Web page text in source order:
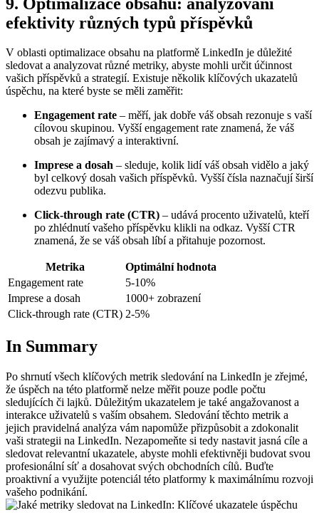
efektivity různých typů příspěvků
V oblasti optimalizace obsahu na platformě LinkedIn je důležité
sledovat a analyzovat různé metriky, abyste mohli určit účinnost
vašich příspěvků a strategií. Existuje několik klíčových ukazatelů
úspěchu, na které byste se měli zaměřit:
Engagement rate – měří, jak dobře váš obsah rezonuje s vaší
cílovou skupinou. Vyšší engagement rate znamená, že váš
obsah je zajímavý a interaktivní.
Imprese a dosah – sleduje, kolik lidí váš obsah vidělo a jaký
byl celkový dosah vašich příspěvků. Vyšší čísla naznačují širší
odezvu publika.
Click-through rate (CTR) – udává procento uživatelů, kteří
po zhlédnutí vašeho příspěvku klikli na odkaz. Vyšší CTR
znamená, že se váš obsah líbí a přitahuje pozornost.
Metrika
Optimální hodnota
Engagement rate
5-10%
Imprese a dosah
1000+ zobrazení
Click-through rate (CTR) 2-5%
In Summary
Po shrnutí všech klíčových metrik sledování na LinkedIn je zřejmé,
že úspěch na této platformě nelze měřit pouze podle počtu
sledujících či lajků. Důležitým ukazatelem je také angažovanost a
interakce uživatelů s vaším obsahem. Sledování těchto metrik a
jejich pravidelná analýza vám napomůže přizpůsobit a zdokonalit
vaši strategii na LinkedIn. Nezapomeňte si tedy nastavit jasná cíle a
sledovat relevantní ukazatele, abyste mohli efektivněji budovat svou
profesionální síť a dosahovat svých obchodních cílů. Buďte
proaktivní a využijte potenciál této platformy k maximálnímu rozvoji
vašeho podnikání.